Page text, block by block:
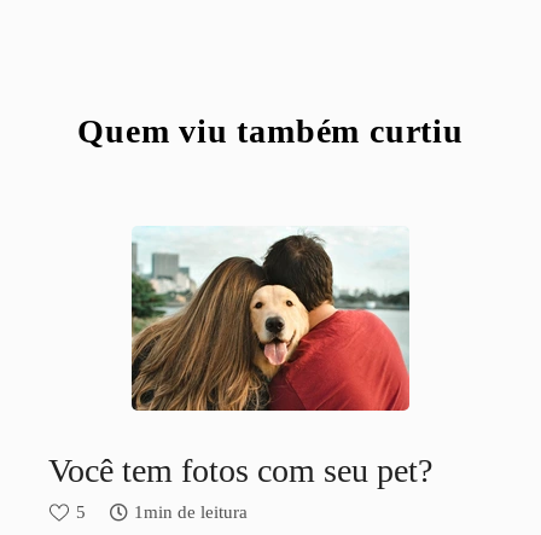
Quem viu também curtiu
Você tem fotos com seu pet?
5 1min de leitura